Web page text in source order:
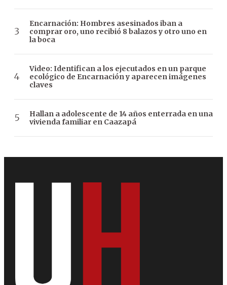
Encarnación: Hombres asesinados iban a
comprar oro, uno recibió 8 balazos y otro uno en
la boca
Video: Identifican a los ejecutados en un parque
ecológico de Encarnación y aparecen imágenes
claves
Hallan a adolescente de 14 años enterrada en una
vivienda familiar en Caazapá